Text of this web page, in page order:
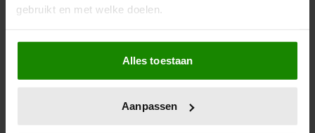
gebruikt en met welke doelen.
Als u het toestaat, willen we ook graag:
Informatie verzamelen over uw geografische
locatie, die tot een paar meter nauwkeurig kan zijn
scannen op specifieke eigenschappen (fingerprinting)
Alles toestaan
Aanpassen